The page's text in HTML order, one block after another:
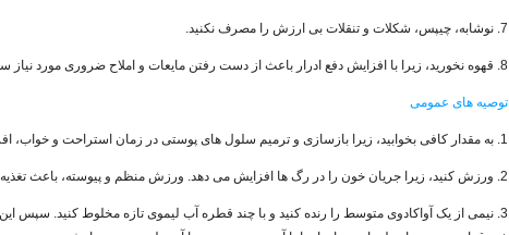
7. نوشابه، چیپس، شکلات و تنقلات بی ارزش را مصرف نکنید.
8. قهوه نخورید، زیرا با افزایش دفع ادرار باعث از دست رفتن مایعات و املاح ضروری مورد نیاز سلول های پوستی می شوند.
توصیه های عمومی
1. به مقدار کافی بخوابید، زیرا بازسازی و ترمیم سلول های پوستی در زمان استراحت و خواب، افزایش می یابد.
2. ورزش کنید، زیرا جریان خون را در رگ ها افزایش می دهد. ورزش منظم و پیوسته، باعث تغذیه و تمیز شدن پوست از داخل بدن می شود.